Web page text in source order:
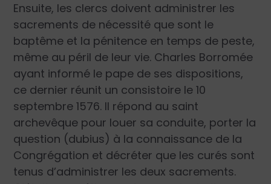
Ensuite, les clercs doivent administrer les
sacrements de nécessité que sont le
baptême et la pénitence en temps de peste,
même au péril de leur vie. Charles Borromée
ayant informé le pape de ses dispositions,
ce dernier réunit un consistoire le 10
septembre 1576. Il répond au saint
archevêque pour louer sa conduite, porter la
question (dubius) à la connaissance de la
Congrégation et décréter que les curés sont
tenus d’administrer les deux sacrements.